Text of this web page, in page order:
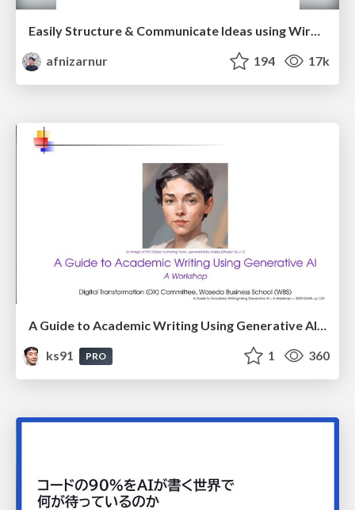
afnizarnur
194 17k
A Guide to Academic Writing Using Generative AI - A Workshop
ks91
PRO 1 360